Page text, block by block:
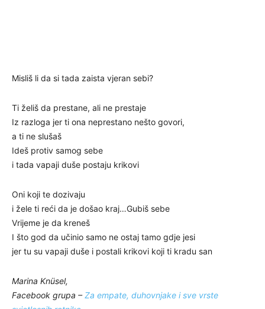
Misliš li da si tada zaista vjeran sebi?
Ti želiš da prestane, ali ne prestaje
Iz razloga jer ti ona neprestano nešto govori,
a ti ne slušaš
Ideš protiv samog sebe
i tada vapaji duše postaju krikovi
Oni koji te dozivaju
i žele ti reći da je došao kraj…Gubiš sebe
Vrijeme je da kreneš
I što god da učinio samo ne ostaj tamo gdje jesi
jer tu su vapaji duše i postali krikovi koji ti kradu san
Marina Knüsel,
Facebook grupa –Za empate, duhovnjake i sve vrste